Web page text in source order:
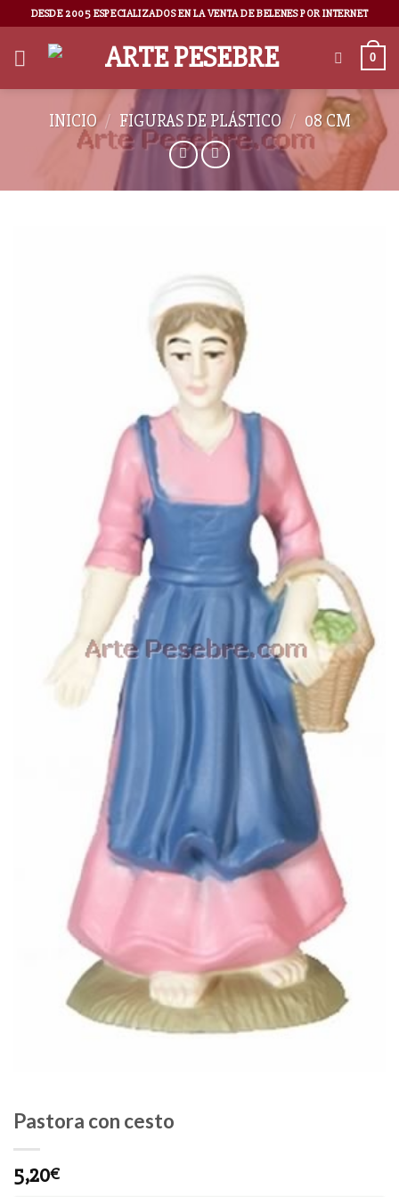
DESDE 2005 ESPECIALIZADOS EN LA VENTA DE BELENES POR INTERNET
0
INICIO / FIGURAS DE PLÁSTICO / 08 CM
Pastora con cesto
5,20€